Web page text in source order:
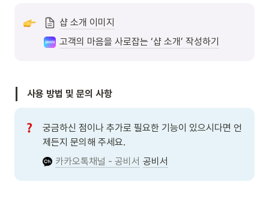
샵 소개 이미지
고객의 마음을 사로잡는 ‘샵 소개’ 작성하기
사용 방법 및 문의 사항
궁금하신 점이나 추가로 필요한 기능이 있으시다면 언
제든지 문의해 주세요.
카카오톡채널 - 공비서 공비서